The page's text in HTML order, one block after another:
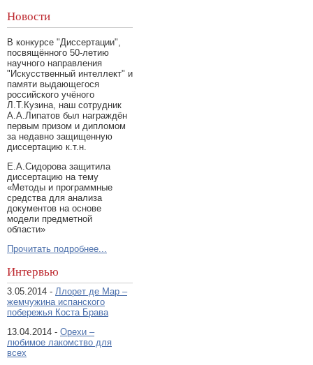
Новости
В конкурсе "Диссертации",
посвящённого 50-летию
научного направления
"Искусственный интеллект" и
памяти выдающегося
российского учёного
Л.Т.Кузина, наш сотрудник
А.А.Липатов был награждён
первым призом и дипломом
за недавно защищенную
диссертацию к.т.н.
Е.А.Сидорова защитила
диссертацию на тему
«Методы и программные
средства для анализа
документов на основе
модели предметной
области»
Прочитать подробнее...
Интервью
3.05.2014 - Ллорет де Мар –
жемчужина испанского
побережья Коста Брава
13.04.2014 - Орехи –
любимое лакомство для
всех